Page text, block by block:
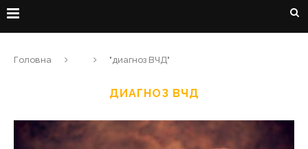
Головна "диагноз ВЧД"
ДИАГНОЗ ВЧД